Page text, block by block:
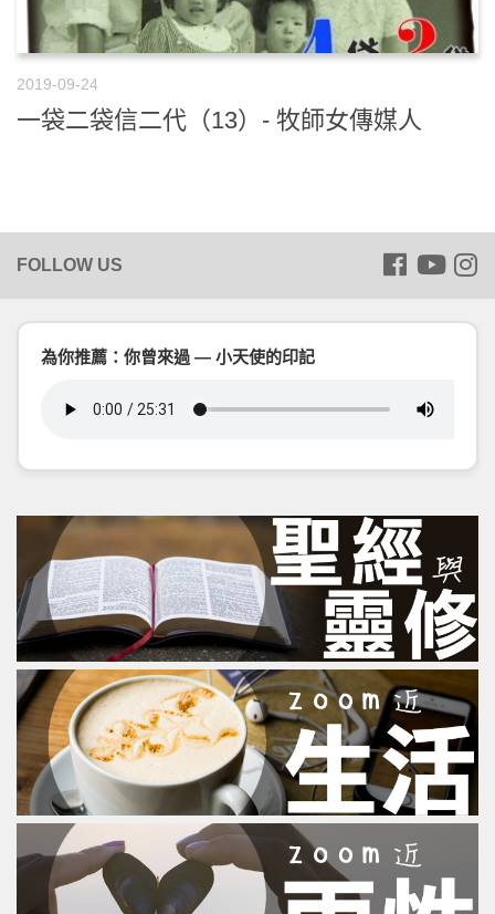
2019-09-24
一袋二袋信二代（13）- 牧師女傳媒人
為你推薦：你曾來過 — 小天使的印記